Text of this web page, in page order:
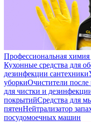
Профессиональная химия
Кухонные средства для
дезинфекции сантехники
уборкиОчистители после
для чистки и
покрытийСредства для
пятенНейтрализатор
посудомоечных машин